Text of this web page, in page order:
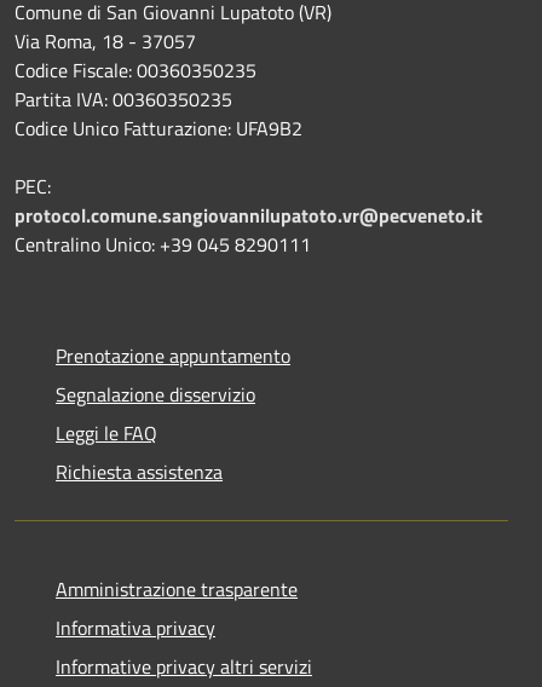
Comune di San Giovanni Lupatoto (VR)
Via Roma, 18 - 37057
Codice Fiscale: 00360350235
Partita IVA: 00360350235
Codice Unico Fatturazione: UFA9B2
PEC:
protocol.comune.sangiovannilupatoto.vr@pecveneto.it
Centralino Unico: +39 045 8290111
Prenotazione appuntamento
Segnalazione disservizio
Leggi le FAQ
Richiesta assistenza
Amministrazione trasparente
Informativa privacy
Informative privacy altri servizi